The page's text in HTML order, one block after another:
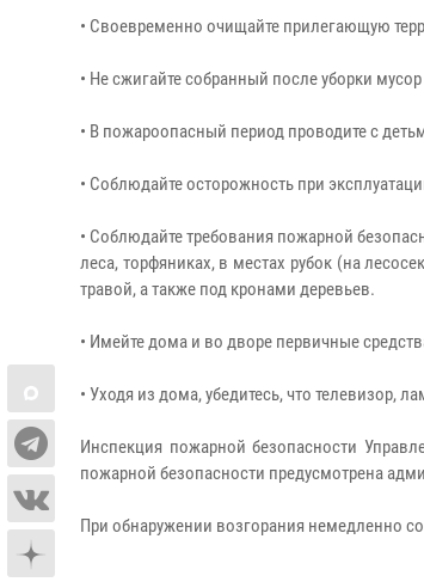
• Своевременно очищайте прилегающую
• Не сжигайте собранный после уборки мусор
• В пожароопасный период проводите с
• Соблюдайте осторожность при
• Соблюдайте требования пожарной
леса, торфяниках, в местах рубок (на
травой, а также под кронами деревьев.
• Имейте дома и во дворе первичные
• Уходя из дома, убедитесь, что
Инспекция пожарной безопасности
пожарной безопасности предусмотрена
При обнаружении возгорания немедленно